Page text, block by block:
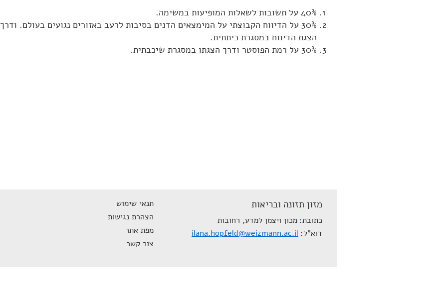
40% על תשובות לשאלות המופיעות במשימה.
30% על הדיווח הקבוצתי על המימצאים הדנים בסיבות לרעב באזורים נגועים בעולם. ודרך
הצגת הדיווח במסגרת כיתתית.
30% על רמת הפוסטר ודרך הצגתו במסגרת שיכבתית.
מזון תזונה ובריאות
כתובת מכון ויצמן למדע, רחובות
דוא"ל ilana.hopfeld@weizmann.ac.il
תנאי שימוש
הצהרת נגישות
מפת אתר
צור קשר